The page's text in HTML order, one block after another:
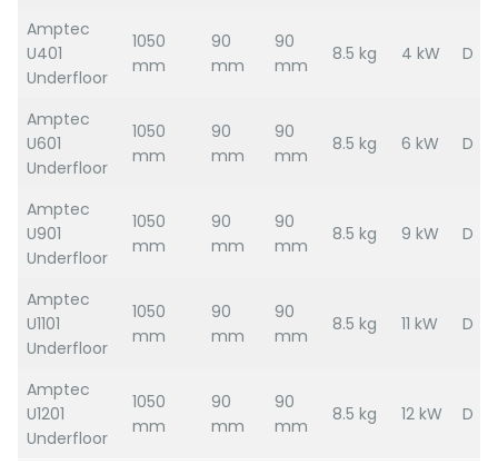
Amptec
U401
Underfloor
1050
mm
90
mm
90
mm
8.5 kg 4 kW D
Amptec
U601
Underfloor
1050
mm
90
mm
90
mm
8.5 kg 6 kW D
Amptec
U901
Underfloor
1050
mm
90
mm
90
mm
8.5 kg 9 kW D
Amptec
U1101
Underfloor
1050
mm
90
mm
90
mm
8.5 kg 11 kW D
Amptec
U1201
Underfloor
1050
mm
90
mm
90
mm
8.5 kg 12 kW D